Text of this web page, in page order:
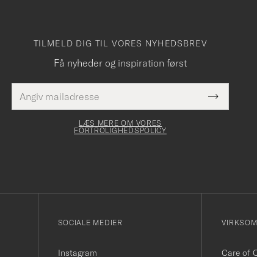
TILMELD DIG TIL VORES NYHEDSBREV
Få nyheder og inspiration først
mailadresse
Dette
felt skal
Submit
Newsletter
LÆS MERE OM VORES
FORTROLIGHEDSPOLICY
SOCIALE MEDIER
Instagram Care of